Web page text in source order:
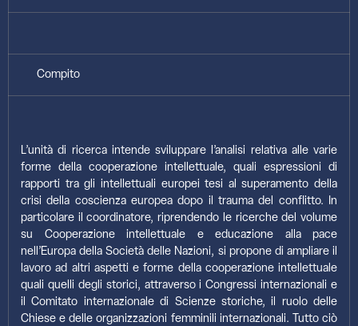
Compito
L’unità di ricerca intende sviluppare l’analisi relativa alle varie
forme della cooperazione intellettuale, quali espressioni di
rapporti tra gli intellettuali europei tesi al superamento della
crisi della coscienza europea dopo il trauma del conflitto. In
particolare il coordinatore, riprendendo le ricerche del volume
su Cooperazione intellettuale e educazione alla pace
nell’Europa della Società delle Nazioni, si propone di ampliare il
lavoro ad altri aspetti e forme della cooperazione intellettuale
quali quelli degli storici, attraverso i Congressi internazionali e
il Comitato internazionale di Scienze storiche, il ruolo delle
Chiese e delle organizzazioni femminili internazionali. Tutto ciò